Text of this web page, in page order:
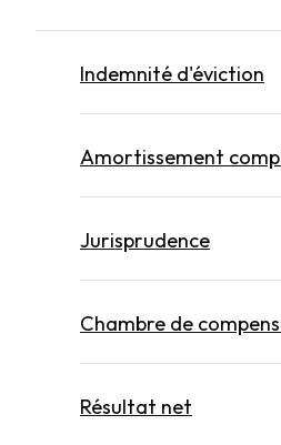
Indemnité d'éviction
Amortissement
Jurisprudence
Chambre de
Résultat net